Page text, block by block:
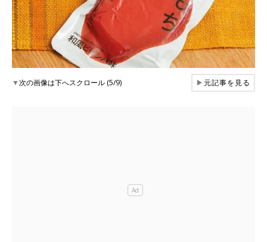
▼次の画像は下へスクロール (5/9) ▶元記事を見る